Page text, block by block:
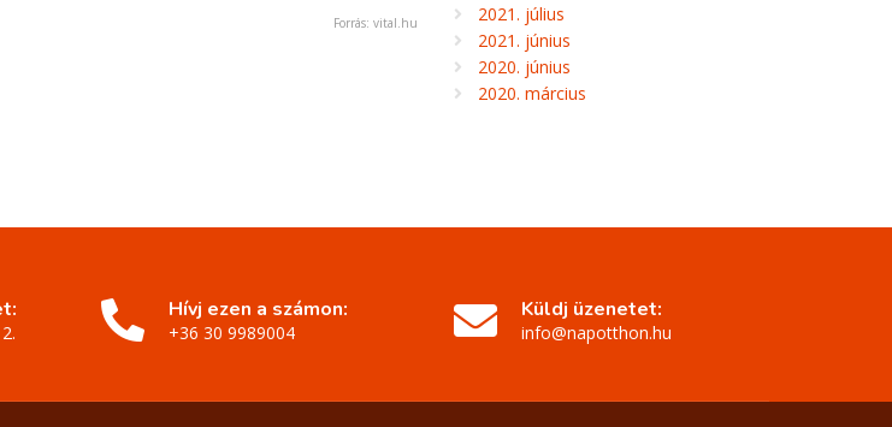
Forrás: vital.hu
2021. július
2021. június
2020. június
2020. március
Hívj ezen a számon:
+36 30 9989004
Küldj üzenetet:
info@napotthon.hu